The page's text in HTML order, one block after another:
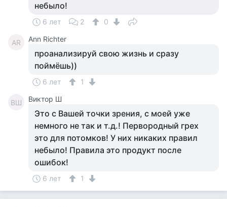
небыло!
6 лет 2 0
AR Ann Richter
проанализируй свою жизнь и сразу
поймёшь))
6 лет 1
ВШ Виктор Ш
Это с Вашей точки зрения, с моей уже
немного не так и т.д.! Первородный грех
это для потомков! У них никаких правил
небыло! Правила это продукт после
ошибок!
6 лет 1